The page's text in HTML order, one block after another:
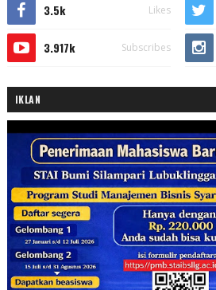
3.5k Likes
3.917k Subscribes
IKLAN